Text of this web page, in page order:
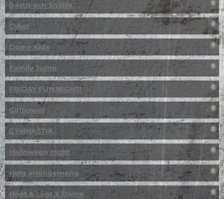
Bästis och Snällis 0
Cykel 0
Dome Kids 0
Family Jump 0
FRIDAY FUN NIGHT! 0
Girlpower 0
GYMNASTIK 0
Halloween night 0
Helg arrangemang 0
Högt & Lågt X Dome 0